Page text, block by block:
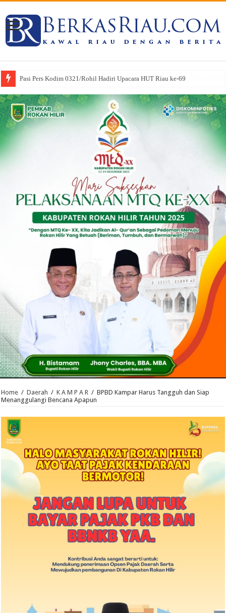
Dandim 0321/Rohil Dampingi Irdam XIX/TT Dan Waka Polda Riau Dalam
Home / Daerah / K A M P A R / BPBD Kampar Harus Tangguh dan Siap
Menanggulangi Bencana Apapun